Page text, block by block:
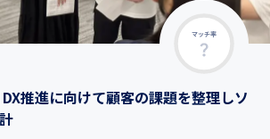
マッチ率
DX推進に向けて顧客の課題を整理しソ